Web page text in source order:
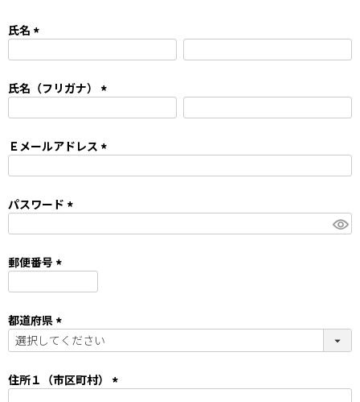
氏名
須
)
氏名（フリガナ）
須
)
Ｅメールアドレス
)
パスワード
)
郵便番号
須
)
都道府県
(
須
)
住所１（市区町村）